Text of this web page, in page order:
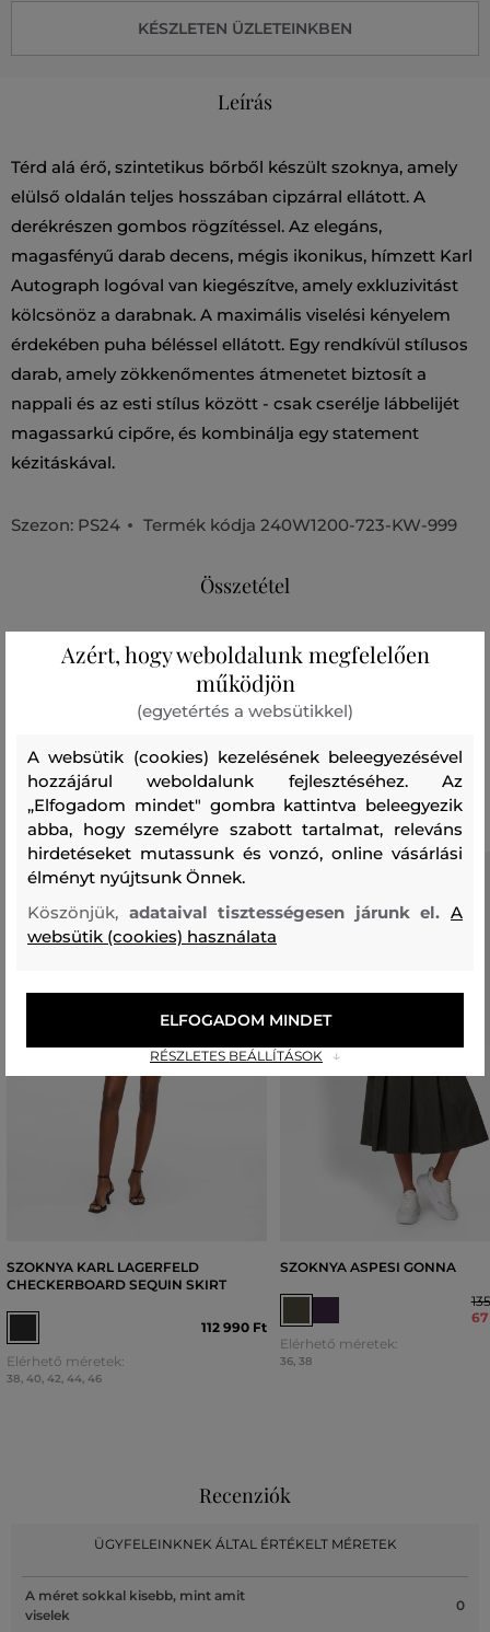
KÉSZLETEN ÜZLETEINKBEN
Leírás
Térd alá érő, szintetikus bőrből készült szoknya, amely
elülső oldalán teljes hosszában cipzárral ellátott. A
derékrészen gombos rögzítéssel. Az elegáns,
magasfényű darab decens, mégis ikonikus, hímzett Karl
Autograph logóval van kiegészítve, amely exkluzivitást
kölcsönöz a darabnak. A maximális viselési kényelem
érdekében puha béléssel ellátott. Egy rendkívül stílusos
darab, amely zökkenőmentes átmenetet biztosít a
nappali és az esti stílus között - csak cserélje lábbelijét
magassarkú cipőre, és kombinálja egy statement
kézitáskával.
Szezon: PS24 Termék kódja 240W1200-723-KW-999
Összetétel
felső anyag
POLIURETÁN
100 %
Ajánlott termékek
SZOKNYA KARL LAGERFELD
CHECKERBOARD SEQUIN SKIRT
112 990 Ft
Elérhető méretek:
38, 40, 42, 44, 46
SZOKNYA ASPESI GONNA
Elérhető méretek:
36, 38
Recenziók
ÜGYFELEINKNEK ÁLTAL ÉRTÉKELT MÉRETEK
A méret sokkal kisebb, mint amit
viselek
0
Azért, hogy weboldalunk megfelelően
működjön
(egyetértés a websütikkel)
A websütik (cookies) kezelésének beleegyezésével
hozzájárul weboldalunk fejlesztéséhez. Az
„Elfogadom mindet" gombra kattintva beleegyezik
abba, hogy személyre szabott tartalmat, releváns
hirdetéseket mutassunk és vonzó, online vásárlási
élményt nyújtsunk Önnek.
Köszönjük, adataival tisztességesen járunk el.A
websütik (cookies) használata
RÉSZLETES BEÁLLÍTÁSOK
ELFOGADOM MINDET